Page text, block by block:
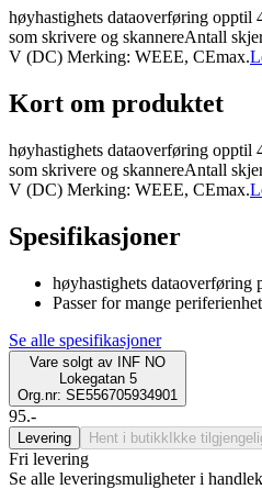
høyhastighets dataoverføring
som skrivere og skannereAntall
V (DC) Merking: WEEE, CEmax.
Kort om produktet
høyhastighets dataoverføring
som skrivere og skannereAntall
V (DC) Merking: WEEE, CEmax.
Spesifikasjoner
høyhastighets dataoverføring
Passer for mange
Se alle spesifikasjoner
Vare solgt av
INF NO
Lokegatan 5
Org.nr: SE556705934901
95.-
Levering Hent i butikk Ikke
Fri levering
Se alle leveringsmuligheter i